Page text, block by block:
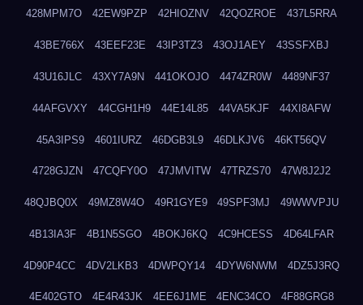
428MPM7O 42EW9PZP 42HIOZNV 42QOZROE 437L5RRA
43BE766X 43EEF23E 43IP3TZ3 43OJ1AEY 43SSFXBJ
43U16JLC 43XY7A9N 441OKOJO 4474ZR0W 4489NF37
44AFGVXY 44CGH1H9 44E14L85 44VA5KJF 44XI8AFW
45A3IPS9 4601IURZ 46DGB3L9 46DLKJV6 46KT56QV
4728GJZN 47CQFY0O 47JMVITW 47TRZS70 47W8J2J2
48QJBQ0X 49MZ8W4O 49R1GYE9 49SPF3MJ 49WWVPJU
4B13IA3F 4B1N5SGO 4BOKJ6KQ 4C9HCESS 4D64LFAR
4D90P4CC 4DV2LKB3 4DWPQY14 4DYW6NWM 4DZ5J3RQ
4E402GTO 4E4R43JK 4EE6J1ME 4ENC34CO 4F88GRG8